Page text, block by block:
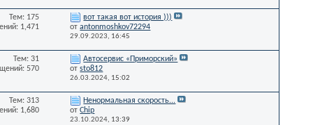
Тем: 175
1,471
вот такая вот история )))
отantonmoshkov72294
29.09.2023, 16:45
Тем: 31
570
Автосервис «Приморский»
отsto812
26.03.2024, 15:02
Тем: 313
1,680
Ненормальная скорость...
отChip
23.10.2024, 13:39